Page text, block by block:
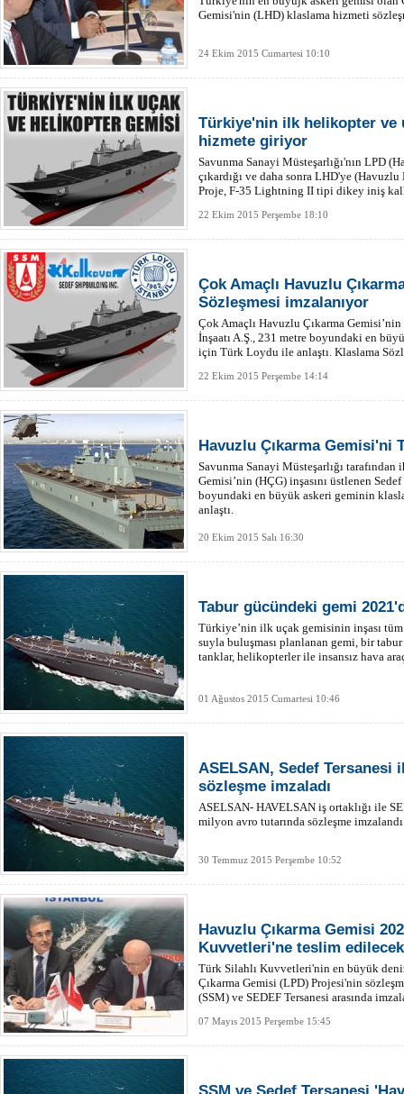
Gemisi'nin (LHD) klaslama hizmeti
24 Ekim 2015 Cumartesi 10:10
Türkiye'nin ilk helikopter ve
hizmete giriyor
Savunma Sanayi Müsteşarlığı'nın LPD
çıkardığı ve daha sonra LHD'ye
Proje, F-35 Lightning II tipi dikey iniş
22 Ekim 2015 Perşembe 18:10
Çok Amaçlı Havuzlu
Sözleşmesi imzalanıyor
Çok Amaçlı Havuzlu Çıkarma
İnşaatı A.Ş., 231 metre boyundaki en
için Türk Loydu ile anlaştı. Klaslama
22 Ekim 2015 Perşembe 14:14
Havuzlu Çıkarma Gemisi'ni
Savunma Sanayi Müsteşarlığı
Gemisi’nin (HÇG) inşasını üstlenen
boyundaki en büyük askeri geminin
anlaştı.
20 Ekim 2015 Salı 16:30
Tabur gücündeki gemi
Türkiye’nin ilk uçak gemisinin inşası tüm
suyla buluşması planlanan gemi, bir
tanklar, helikopterler ile insansız hava
01 Ağustos 2015 Cumartesi 10:46
ASELSAN, Sedef Tersanesi
sözleşme imzaladı
ASELSAN- HAVELSAN iş ortaklığı ile
milyon avro tutarında sözleşme
30 Temmuz 2015 Perşembe 10:52
Havuzlu Çıkarma Gemisi
Kuvvetleri'ne teslim edilecek
Türk Silahlı Kuvvetleri'nin en büyük
Çıkarma Gemisi (LPD) Projesi'nin
(SSM) ve SEDEF Tersanesi arasında
07 Mayıs 2015 Perşembe 15:45